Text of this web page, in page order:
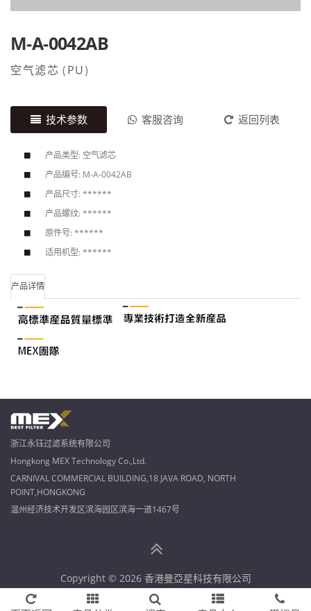
M-A-0042AB
空气滤芯 (PU)
技术参数 客服咨询 返回列表
产品类型: 空气滤芯
产品编号: M-A-0042AB
产品尺寸: ******
产品螺纹: ******
原件号: ******
适用机型: ******
产品详情
浙江永钰过滤系统有限公司
Hongkong MEX Technology Co.,Ltd.
CARNIVAL COMMERCIAL BUILDING,18 JAVA ROAD, NORTH
POINT,HONGKONG
温州经济技术开发区滨海园区滨海一道1467号
Copyright © 2026 香港曼亞星科技有限公司